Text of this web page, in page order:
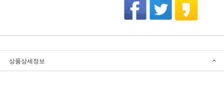
상품상세정보